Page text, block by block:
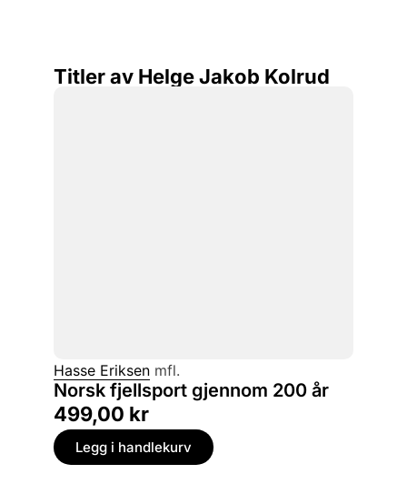
Titler av Helge Jakob Kolrud
Hasse Eriksen mfl.
Norsk fjellsport gjennom 200 år
499,00 kr
Legg i handlekurv